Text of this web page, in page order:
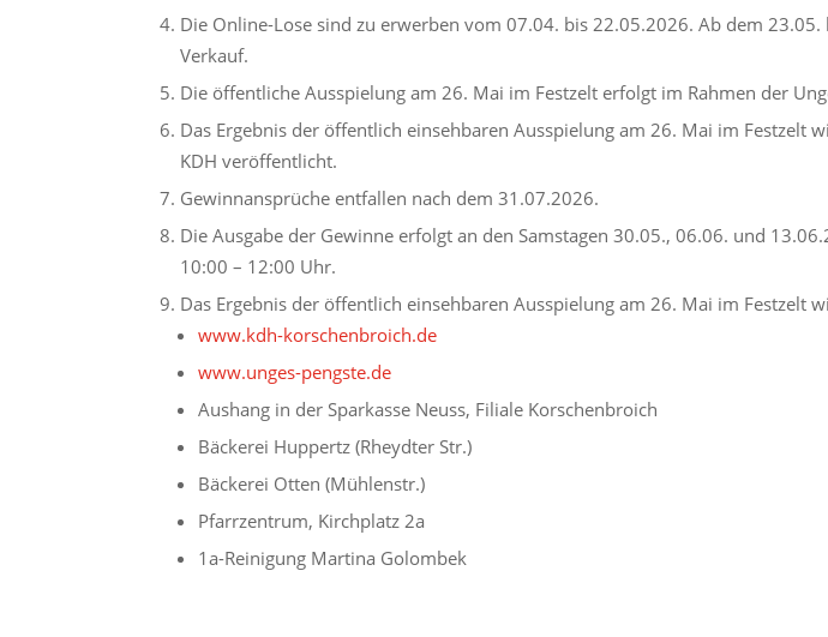
Die Online-Lose sind zu erwerben vom 07.04. bis 22.05.2026. Ab dem
Verkauf.
Die öffentliche Ausspielung am 26. Mai im Festzelt erfolgt im Rahmen der
Das Ergebnis der öffentlich einsehbaren Ausspielung am 26. Mai im
KDH veröffentlicht.
Gewinnansprüche entfallen nach dem 31.07.2026.
Die Ausgabe der Gewinne erfolgt an den Samstagen 30.05., 06.06. und
10:00 – 12:00 Uhr.
Das Ergebnis der öffentlich einsehbaren Ausspielung am 26. Mai im Festzelt
www.kdh-korschenbroich.de
www.unges-pengste.de
Aushang in der Sparkasse Neuss, Filiale Korschenbroich
Bäckerei Huppertz (Rheydter Str.)
Bäckerei Otten (Mühlenstr.)
Pfarrzentrum, Kirchplatz 2a
1a-Reinigung Martina Golombek